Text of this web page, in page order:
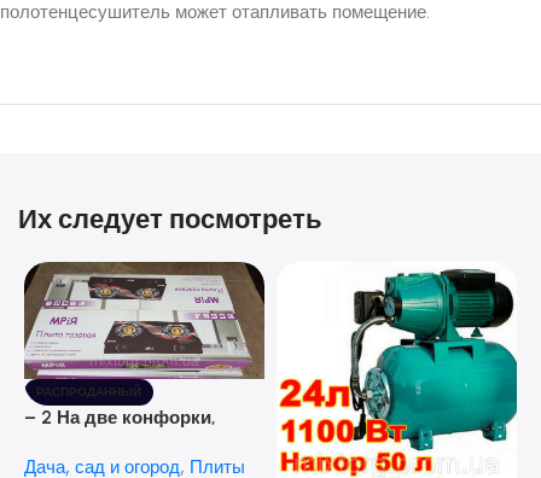
полотенцесушитель может отапливать помещение.
Их следует посмотреть
РАСПРОДАННЫЙ
– 2 На две конфорки,
пьезо-разжиганием.
Дача, сад и огород, Плиты